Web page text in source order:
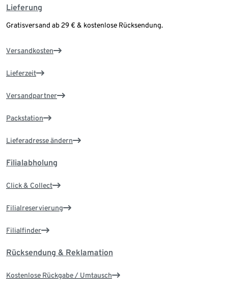
Lieferung
Gratisversand ab 29 € & kostenlose Rücksendung.
Versandkosten
Lieferzeit
Versandpartner
Packstation
Lieferadresse ändern
Filialabholung
Click & Collect
Filialreservierung
Filialfinder
Rücksendung & Reklamation
Kostenlose Rückgabe / Umtausch